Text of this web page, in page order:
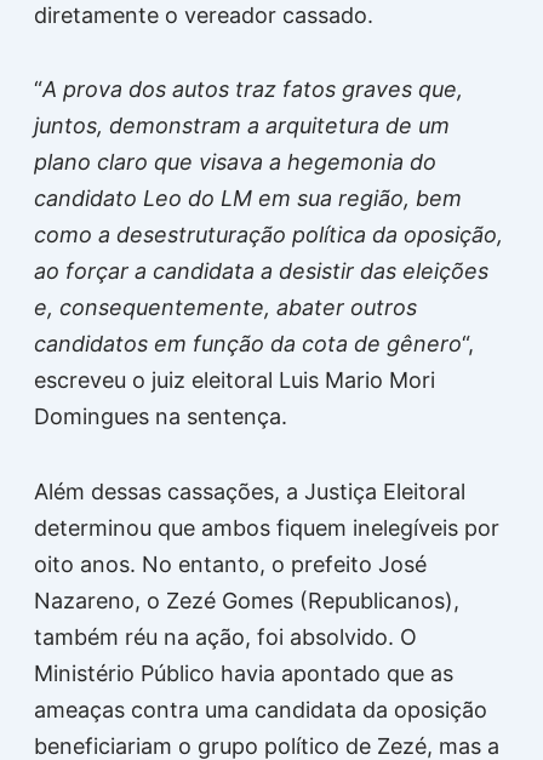
diretamente o vereador cassado.
“A prova dos autos traz fatos graves que,
juntos, demonstram a arquitetura de um
plano claro que visava a hegemonia do
candidato Leo do LM em sua região, bem
como a desestruturação política da oposição,
ao forçar a candidata a desistir das eleições
e, consequentemente, abater outros
candidatos em função da cota de gênero“,
escreveu o juiz eleitoral Luis Mario Mori
Domingues na sentença.
Além dessas cassações, a Justiça Eleitoral
determinou que ambos fiquem inelegíveis por
oito anos. No entanto, o prefeito José
Nazareno, o Zezé Gomes (Republicanos),
também réu na ação, foi absolvido. O
Ministério Público havia apontado que as
ameaças contra uma candidata da oposição
beneficiariam o grupo político de Zezé, mas a